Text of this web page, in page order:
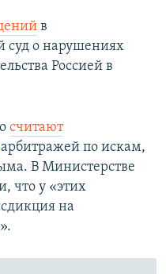
в
о нарушениях
Россией в
считают
арбитражей по искам,
В Министерстве
что у «этих
на